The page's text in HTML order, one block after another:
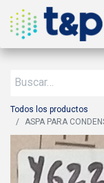
Todos los productos
ASPA PARA